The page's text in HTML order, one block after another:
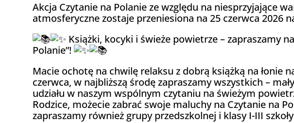
Akcja Czytanie na Polanieze względu na niesprzyjające
atmosferyczne zostaje przeniesiona na 25 czerwca 2026
Książki, kocyki i świeże powietrze – zapraszamy
Polanie”!
Macie ochotę na chwilę relaksu z dobrą książką na łonie
czerwca, w najbliższą środę zapraszamy wszystkich –
udziału w naszym wspólnym czytaniu na świeżym
Rodzice, możecie zabrać swoje maluchy na Czytanie na
zapraszamy również grupy przedszkolnej i klasy I-III